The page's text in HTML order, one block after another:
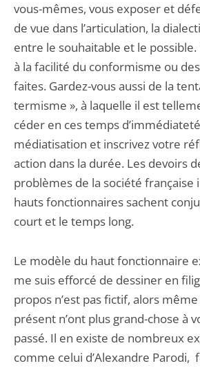
vous-mêmes, vous exposer et
de vue dans l’articulation, la
entre le souhaitable et le possible.
à la facilité du conformisme ou
faites. Gardez-vous aussi de la
termisme », à laquelle il est
céder en ces temps
médiatisation et inscrivez votre
action dans la durée. Les devoirs
problèmes de la société française
hauts fonctionnaires sachent
court et le temps long.
Le modèle du haut fonctionnaire
me suis efforcé de dessiner en
propos n’est pas fictif, alors
présent n’ont plus grand-chose à
passé. Il en existe de nombreux
comme celui d’Alexandre Parodi,